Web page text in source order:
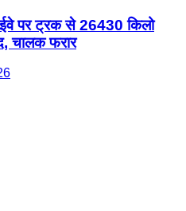
पर ट्रक से 26430 किलो
चालक फरार